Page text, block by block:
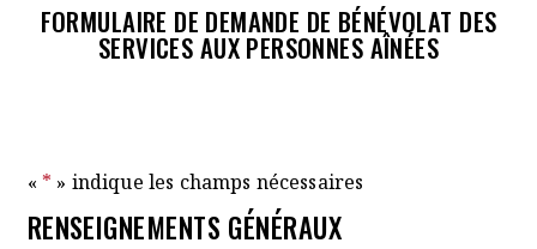
FORMULAIRE DE DEMANDE DE BÉNÉVOLAT DES
SERVICES AUX PERSONNES AÎNÉES
« * » indique les champs nécessaires
RENSEIGNEMENTS GÉNÉRAUX